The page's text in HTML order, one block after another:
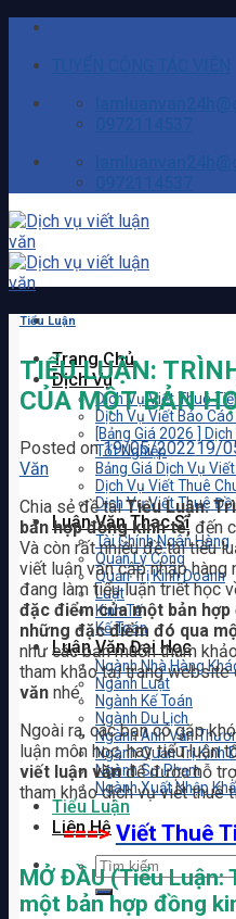
Skip
content
Trang Chủ
Dịch Vụ
Dịch Vụ Viết Thuê
Dịch Vụ Viết Báo
[Bảng Giá 2026 ]
Tốt Nghiệp
Bảng Giá Dịch Vụ
Dịch Vụ Viết Thuê
Dịch Vụ Viết Thuê
Luận Văn Thạc Sĩ
Tài Chính Ngân Hàng
Quản Lý Công
Quản Trị Kinh Doanh
Luật
Kinh Tế
Kế Toán
Luận Văn Đại Học
Ngành Nhà Hàng
Ngành Luật
Ngành Kế Toán
Ngành Du Lịch
Ngành Anh Văn
Ngành Quản Trị Kinh
Ngành Sư Phạm
Ngành Xuất Nhập
Tiểu Luận
Liên Hệ
Tiểu Luận
TIỂU LUẬN:
CỦA MỘT BẢN
Posted on19/05/202219/
Văn
Chia sẻ đề tàiTiểu Luận:
bản hợp đồng kinh tế, đến
Và còn rất nhiều đề tài tiểu
viết luận văn cập nhập hàng
đang làm tiểu luận triết học
đặc điểm của một bản
những đặc điểm đó qua
như các bạn muốn tham
tham khảo tại trang website
vănnhé.
Ngoài ra, các bạn có gặp
luận môn học, hay tiểu luận
viết luận vănđể được hỗ
tham khảo dịch vụ viết thuê
===>Viết Thuê
MỞ ĐẦU (Tiểu Luận:
một bản hợp đồng